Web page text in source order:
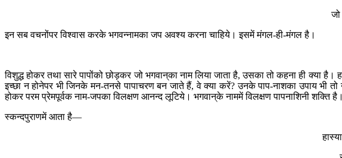
जो
इन सब वचनोंपर विश्वास करके भगवन्नामका जप अवश्य करना चाहिये। इसमें मंगल-ही-मंगल है।
विशुद्ध होकर तथा सारे पापोंको छोड़कर जो भगवान‍्का नाम लिया जाता है, उसका तो कहना ही क्या
इच्छा न होनेपर भी जिनके मन-तनसे पापाचरण बन जाते हैं, वे क्या करें? उनके पाप-नाशका उपाय भी
होकर परम प्रेमपूर्वक नाम-जपका विलक्षण आनन्द लूटिये। भगवान‍्के नाममें विलक्षण पापनाशिनी शक्ति
स्कन्दपुराणमें आता है—